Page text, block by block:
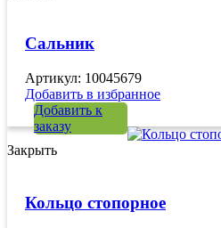
Сальник
Артикул: 10045679
Добавить в избранное
Добавить к
заказу
Закрыть
Кольцо стопорное